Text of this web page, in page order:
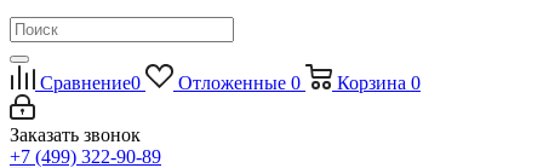
Сравнение0 Отложенные 0 Корзина 0
Заказать звонок
+7 (499) 322-90-89